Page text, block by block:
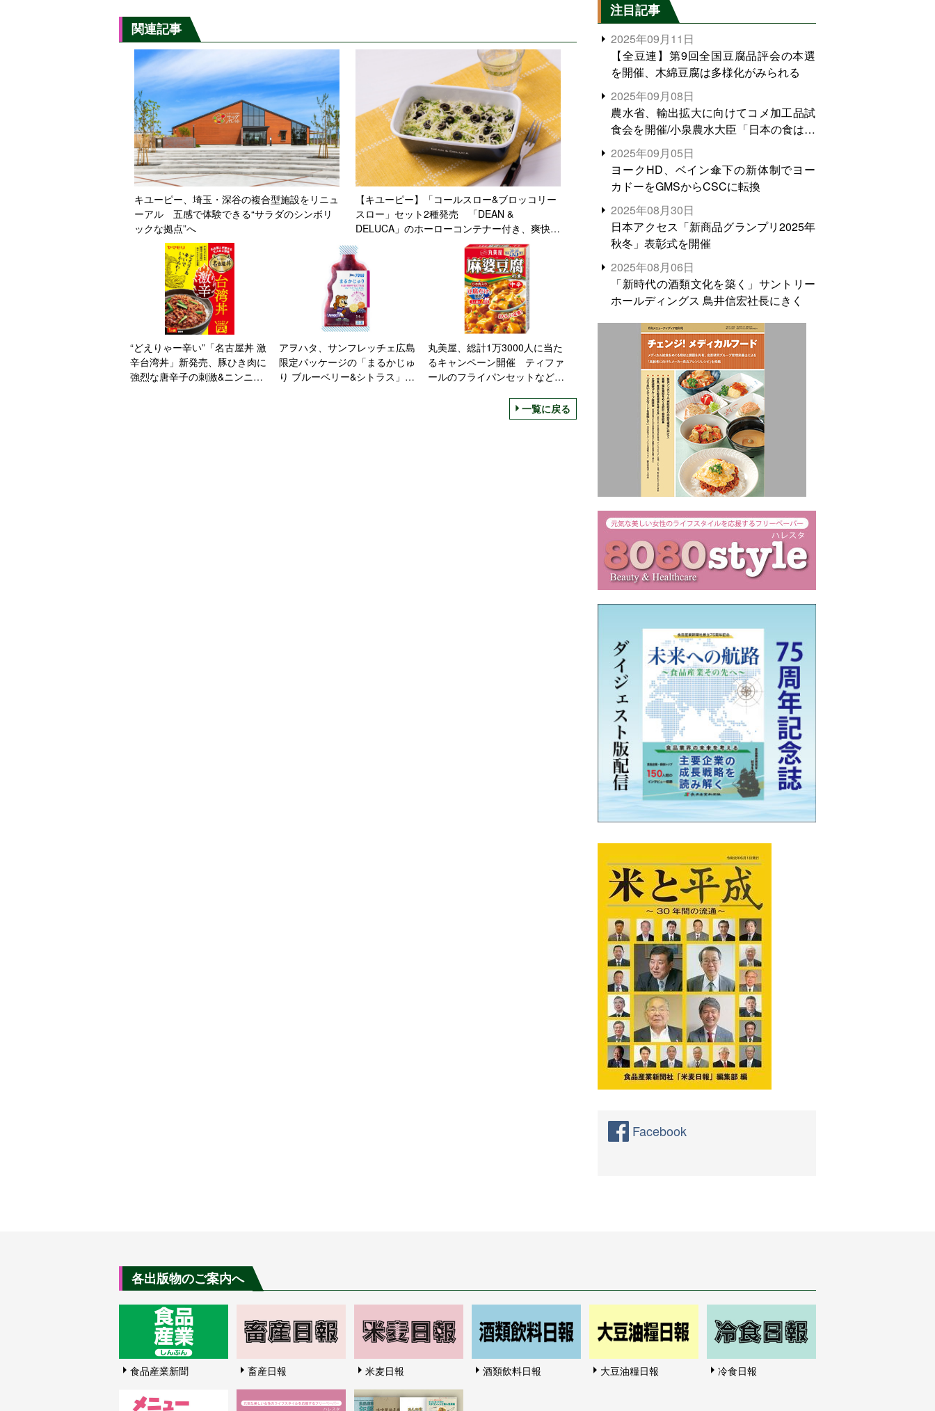
関連記事
キユーピー、埼玉・深谷の複合型施設をリニュ
ーアル 五感で体験できる“サラダのシンボリ
ックな拠点”へ
【キユーピー】「コールスロー&ブロッコリー
スロー」セット2種発売 「DEAN &
DELUCA」のホーローコンテナー付き、爽快・
旨辛の2タイプ
“どえりゃー辛い”「名古屋丼 激
辛台湾丼」新発売、豚ひき肉に
強烈な唐辛子の刺激&ニンニク
アヲハタ、サンフレッチェ広島
限定パッケージの「まるかじゅ
り ブルーベリー&シトラス」発
丸美屋、総計1万3000人に当た
るキャンペーン開催 ティファ
ールのフライパンセットなどプ
一覧に戻る
注目記事
2025年09月11日
【全豆連】第9回全国豆腐品評会の本選
を開催、木綿豆腐は多様化がみられる
2025年09月08日
農水省、輸出拡大に向けてコメ加工品試
食会を開催/小泉農水大臣「日本の食は世
界でトップをとれる。米増産に向けて、
米輸出需要の拡大を」
2025年09月05日
ヨークHD、ベイン傘下の新体制でヨー
カドーをGMSからCSCに転換
2025年08月30日
日本アクセス「新商品グランプリ2025年
秋冬」表彰式を開催
2025年08月06日
「新時代の酒類文化を築く」サントリー
ホールディングス 鳥井信宏社長にきく
Facebook
各出版物のご案内へ
食品産業新聞 畜産日報 米麦日報 酒類飲料日報 大豆油糧日報 冷食日報